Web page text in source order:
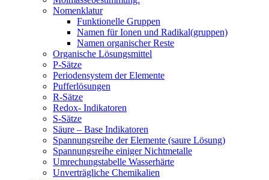
Nomenklatur
Funktionelle Gruppen
Namen für Ionen und Radikal(gruppen)
Namen organischer Reste
Organische Lösungsmittel
P-Sätze
Periodensystem der Elemente
Pufferlösungen
R-Sätze
Redox- Indikatoren
S-Sätze
Säure – Base Indikatoren
Spannungsreihe der Elemente (saure Lösung)
Spannungsreihe einiger Nichtmetalle
Umrechungstabelle Wasserhärte
Unverträgliche Chemikalien